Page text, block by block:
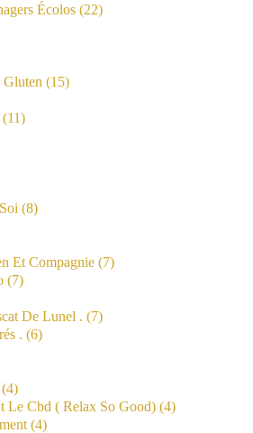
Écolos (22)
Gluten (15)
(11)
(8)
Et Compagnie (7)
(7)
De Lunel . (7)
. (6)
(4)
Le Cbd ( Relax So Good) (4)
(4)